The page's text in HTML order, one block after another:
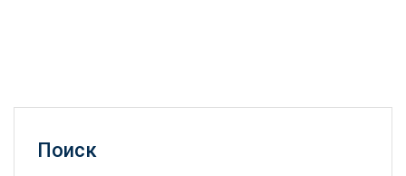
Поиск